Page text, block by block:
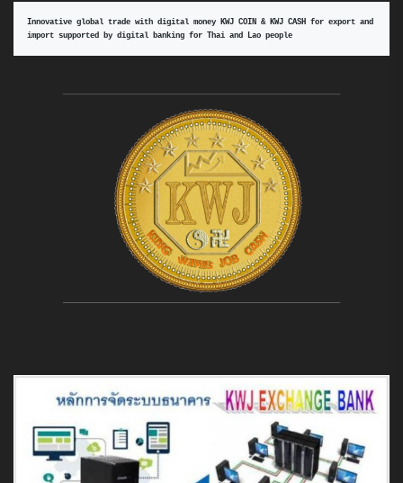
Innovative global trade with digital money KWJ COIN & KWJ CASH for export and
import supported by digital banking for Thai and Lao people